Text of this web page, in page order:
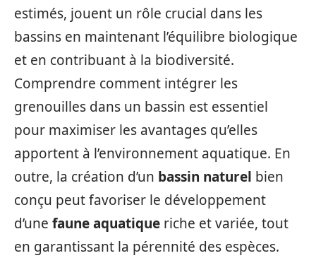
estimés, jouent un rôle crucial dans les
bassins en maintenant l’équilibre biologique
et en contribuant à la biodiversité.
Comprendre comment intégrer les
grenouilles dans un bassin est essentiel
pour maximiser les avantages qu’elles
apportent à l’environnement aquatique. En
outre, la création d’un bassin naturel bien
conçu peut favoriser le développement
d’une faune aquatique riche et variée, tout
en garantissant la pérennité des espèces.